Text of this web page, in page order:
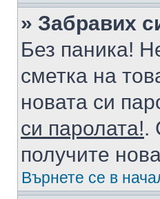
» Забравих
Без паника!
сметка на
новата си
си паролата!.
получите
Върнете се в